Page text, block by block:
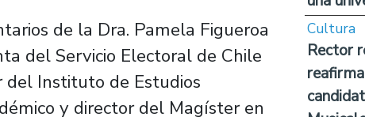
de la Dra. Pamela Figueroa
del Servicio Electoral de Chile
del Instituto de Estudios
y director del Magíster en
Cultura
Rector